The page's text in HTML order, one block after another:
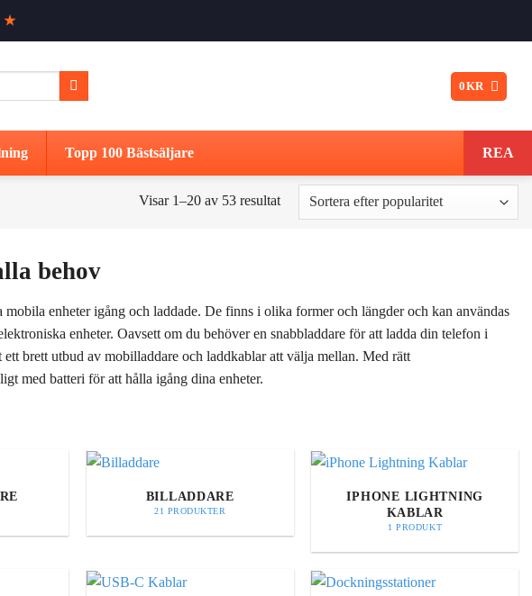
★
0KR
Topp 100 Bästsäljare REA
Visar 1–20 av 53 resultatSortera
efter
behov
enheter igång och laddade. De finns i olika former och längder och kan användas
enheter. Oavsett om du behöver en snabbladdare för att ladda din telefon i
brett utbud av mobilladdare och laddkablar att välja mellan. Med rätt
med batteri för att hålla igång dina enheter.
BILLADDARE
21 PRODUKTER
IPHONE LIGHTNING
KABLAR
1 PRODUKT